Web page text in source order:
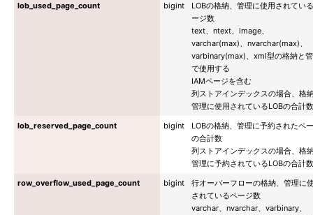
lob_used_page_count
bigint
LOBの格納、管理に使用されてい
ージ数
text、ntext、image、
varchar(max)、nvarchar(max)、
varbinary(max)、xml型の格納と
で使用する
IAMページを含む
列ストアインデックスの場合、格
管理に使用されているLOBの合計数
lob_reserved_page_count
bigint
LOBの格納、管理に予約されたペ
の合計数
列ストアインデックスの場合、格
管理に予約されているLOBの合計数
row_overflow_used_page_count
bigint
行オーバーフローの格納、管理に
されているページ数
varchar、nvarchar、varbinary、